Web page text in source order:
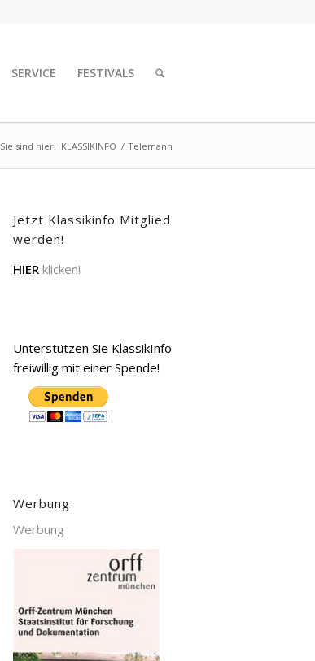
SERVICE FESTIVALS
Sie sind hier: KLASSIKINFO / Telemann
Jetzt Klassikinfo Mitglied
werden!
HIER klicken!
Unterstützen Sie KlassikInfo
freiwillig mit einer Spende!
Werbung
Werbung